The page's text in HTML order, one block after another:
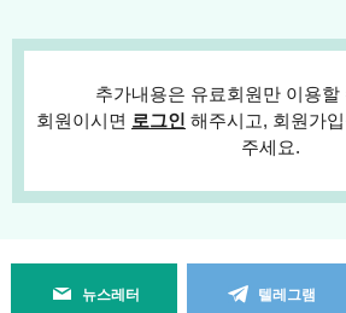
추가내용은 유료회원만 이용할
회원이시면 로그인 해주시고, 회원가
주세요.
뉴스레터 텔레그램